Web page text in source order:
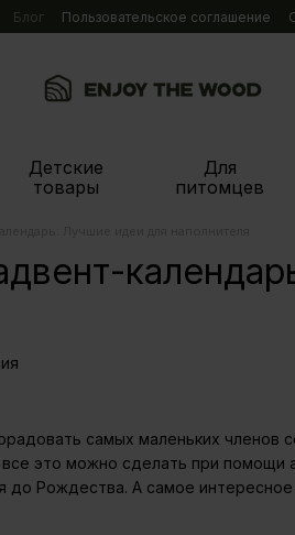
Блог Пользовательское соглашение
Детские
товары
Для
питомцев
самых маленьких
это можно сделать при
до Рождества. А самое